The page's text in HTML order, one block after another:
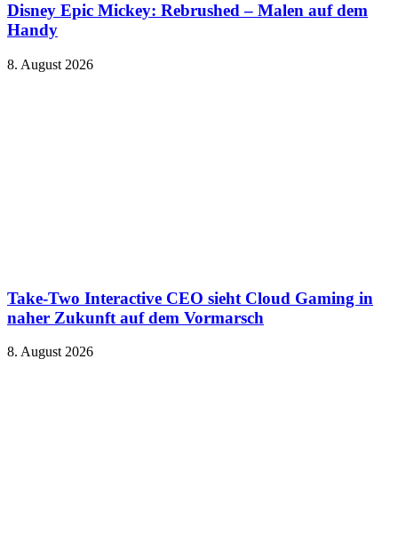
Disney Epic Mickey: Rebrushed – Malen auf dem
Handy
8. August 2026
Take-Two Interactive CEO sieht Cloud Gaming in
naher Zukunft auf dem Vormarsch
8. August 2026